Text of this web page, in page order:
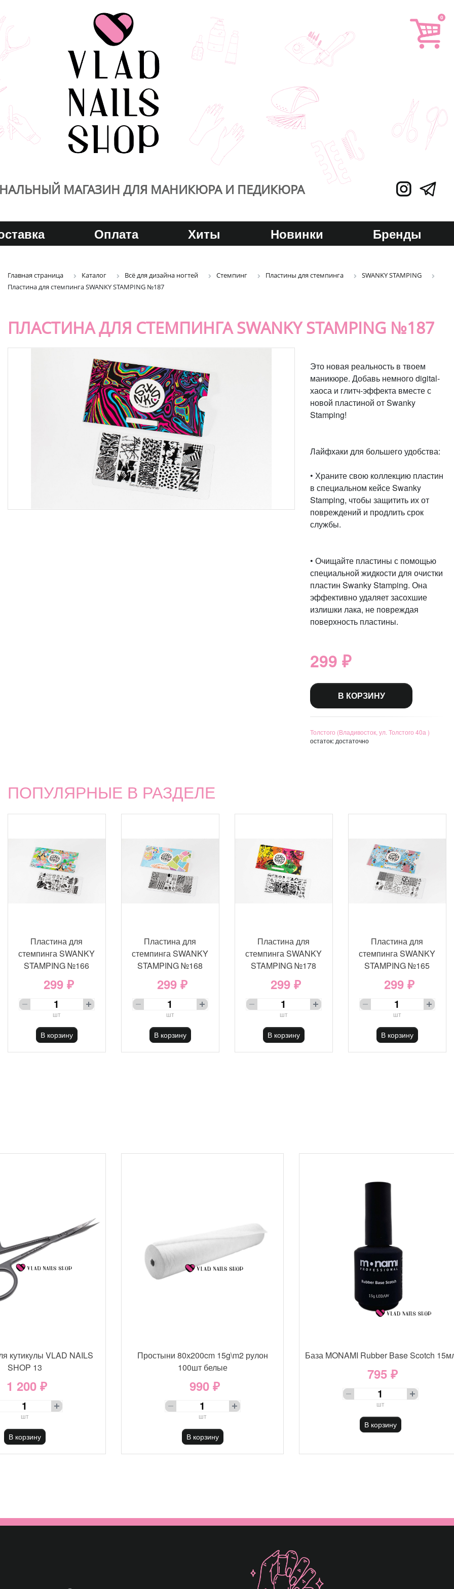
0
МАГАЗИН ДЛЯ МАНИКЮРА И ПЕДИКЮРА
Оплата Хиты Новинки Бренды
Главная страница Каталог Всё для дизайна ногтей Стемпинг Пластины для стемпинга
SWANKY STAMPING
Пластина для стемпинга SWANKY STAMPING №187
ПЛАСТИНА ДЛЯ СТЕМПИНГА SWANKY STAMPING №187
Это новая реальность в твоем
маникюре. Добавь немного digital-
хаоса и глитч-эффекта вместе с
новой пластиной от Swanky
Stamping!
Лайфхаки для большего удобства:
• Храните свою коллекцию пластин
в специальном кейсе Swanky
Stamping, чтобы защитить их от
повреждений и продлить срок
службы.
• Очищайте пластины с помощью
специальной жидкости для очистки
пластин Swanky Stamping. Она
эффективно удаляет засохшие
излишки лака, не повреждая
поверхность пластины.
299 ₽
В КОРЗИНУ
Толстого (Владивосток, ул. Толстого 40а )
остаток:достаточно
ПОПУЛЯРНЫЕ В РАЗДЕЛЕ
Пластина для
стемпинга SWANKY
STAMPING №166
299 ₽
шт
В корзину
Пластина для
стемпинга SWANKY
STAMPING №168
299 ₽
шт
В корзину
Пластина для
стемпинга SWANKY
STAMPING №178
299 ₽
шт
В корзину
Пластина для
стемпинга SWANKY
STAMPING №165
299 ₽
шт
В корзину
кутикулы VLAD NAILS
SHOP 13
1 200 ₽
шт
В корзину
Простыни 80х200cm 15g\m2 рулон
100шт белые
990 ₽
шт
В корзину
База MONAMI Rubber Base Scotch
795 ₽
шт
В корзину